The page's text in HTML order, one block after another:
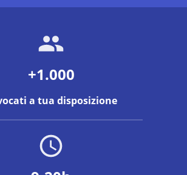
+1.000
a tua disposizione